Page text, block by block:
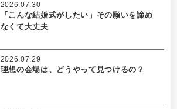
「こんな結婚式がしたい」その願いを諦め
なくて大丈夫
2026.07.30
理想の会場は、どうやって見つけるの？
2026.07.29